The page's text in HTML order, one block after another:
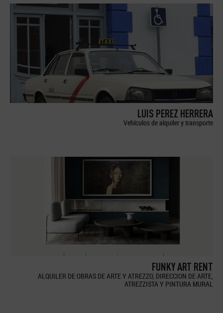
LUIS PEREZ HERRERA
Vehículos de alquiler y transporte
FUNKY ART RENT
ALQUILER DE OBRAS DE ARTE Y ATREZZO, DIRECCION DE ARTE,
ATREZZISTA Y PINTURA MURAL